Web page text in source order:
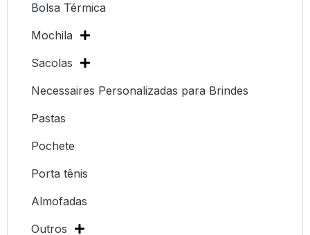
Bolsa Térmica
Mochila
Sacolas
Necessaires Personalizadas para Brindes
Pastas
Pochete
Porta tênis
Almofadas
Outros